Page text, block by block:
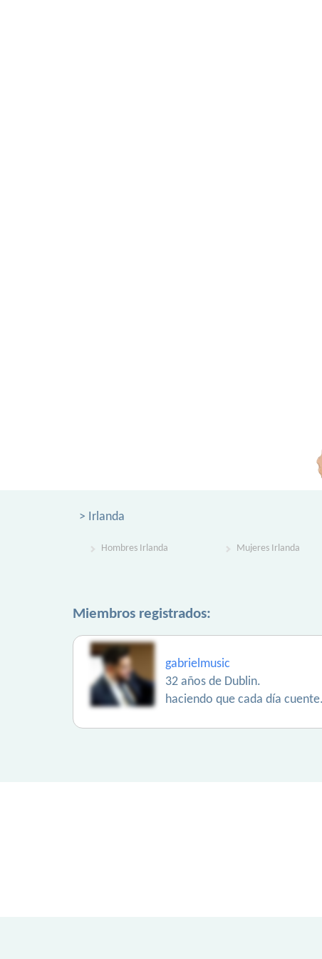
> Irlanda
Hombres Irlanda Mujeres Irlanda
Miembros registrados:
gabrielmusic
32 años de Dublin.
haciendo que cada día